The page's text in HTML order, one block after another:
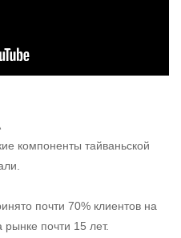
компоненты тайваньской
почти 70% клиентов на
почти 15 лет.